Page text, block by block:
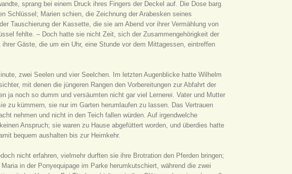
sprang bei einem Druck ihres Fingers der Deckel auf. Die Dose barg
Schlüssel; Marien schien, die Zeichnung der Arabesken seines
Tauschierung der Kassette, die sie am Abend vor ihrer Vermählung von
fehlte. – Doch hatte sie nicht Zeit, sich der Zusammengehörigkeit der
Gäste, die um ein Uhr, eine Stunde vor dem Mittagessen, eintreffen
zwei Seelen und vier Seelchen. Im letzten Augenblicke hatte Wilhelm
mit denen die jüngeren Rangen den Vorbereitungen zur Abfahrt der
ja noch so dumm und versäumten nicht gar viel Lernerei. Vater und Mutter
zu kümmern, sie nur im Garten herumlaufen zu lassen. Das Vertrauen
nehmen und nicht in den Teich fallen würden. Auf irgendwelche
Anspruch; sie waren zu Hause abgefüttert worden, und überdies hatte
bequem aushalten bis zur Heimkehr.
nicht erfahren, vielmehr durften sie ihre Brotration den Pferden bringen;
in der Ponyequipage im Parke herumkutschiert, während die zwei